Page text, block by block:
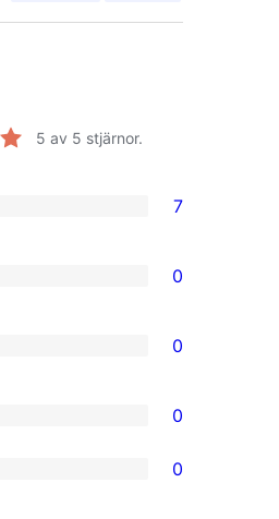
5 av 5 stjärnor.
7
0
0
0
0